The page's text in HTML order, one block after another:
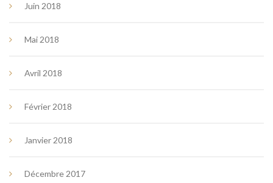
Juin 2018
Mai 2018
Avril 2018
Février 2018
Janvier 2018
Décembre 2017